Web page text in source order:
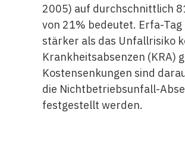
2005) auf durchschnittlich
von 21% bedeutet. Erfa-
stärker als das Unfallrisiko
Krankheitsabsenzen (KRA)
Kostensenkungen sind
die Nichtbetriebsunfall-
festgestellt werden.